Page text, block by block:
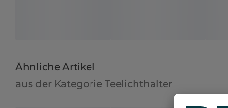
Ähnliche Artikel
aus der Kategorie Teelichthalter